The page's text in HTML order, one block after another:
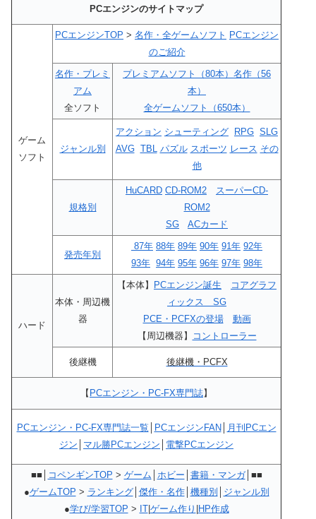
PCエンジンのサイトマップ
ゲーム
ソフト
PCエンジンTOP > 名作・全ゲームソフト PCエンジン
のご紹介
名作・プレミ
アム
全ソフト
プレミアムソフト（80本） 名作（56
本）
全ゲームソフト（650本）
ジャンル別
アクション シューティング RPG SLG
AVG TBL パズル スポーツ レース その
他
規格別
HuCARD CD-ROM2
スーパーCD-
ROM2
SG
ACカード
発売年別
87年 88年 89年 90年 91年 92年
93年 94年 95年 96年 97年 98年
ハード
本体・周辺機
器
【本体】 PCエンジン誕生
コアグラフ
ィックス SG
PCE・PCFXの登場
動画
【周辺機器】
コントローラー
後継機 後継機・PCFX
【 PCエンジン・PC-FX専門誌】
PCエンジン・PC-FX専門誌一覧 PCエンジンFAN
月刊PCエン
ジン
マル勝PCエンジン 電撃PCエンジン
■■│ コペンギンTOP > ゲーム ホビー 書籍・マンガ│■■
●ゲームTOP > ランキング│ 傑作・名作│ 機種別
ジャンル別
●学び/学習TOP > IT| ゲーム作り HP作成